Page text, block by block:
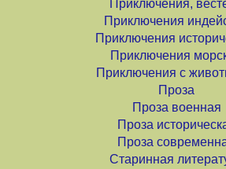
Приключения,
Приключения
Приключения
Приключения
Приключения с
Проза
Проза военная
Проза
Проза
Старинная